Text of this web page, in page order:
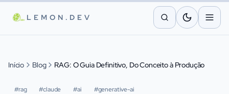
LEMON.DEV
Início Blog RAG: O Guia Definitivo, Do Conceito à Produção
#rag #claude #ai #generative-ai